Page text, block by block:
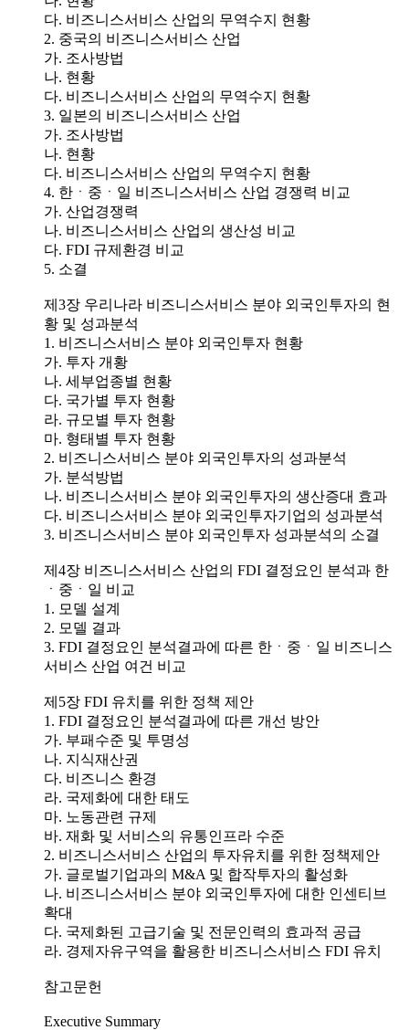
다. 비즈니스서비스 산업의 무역수지 현황
2. 중국의 비즈니스서비스 산업
가. 조사방법
나. 현황
다. 비즈니스서비스 산업의 무역수지 현황
3. 일본의 비즈니스서비스 산업
가. 조사방법
나. 현황
다. 비즈니스서비스 산업의 무역수지 현황
4. 한ㆍ중ㆍ일 비즈니스서비스 산업 경쟁력 비교
가. 산업경쟁력
나. 비즈니스서비스 산업의 생산성 비교
다. FDI 규제환경 비교
5. 소결
제3장 우리나라 비즈니스서비스 분야 외국인투자의 현
황 및 성과분석
1. 비즈니스서비스 분야 외국인투자 현황
가. 투자 개황
나. 세부업종별 현황
다. 국가별 투자 현황
라. 규모별 투자 현황
마. 형태별 투자 현황
2. 비즈니스서비스 분야 외국인투자의 성과분석
가. 분석방법
나. 비즈니스서비스 분야 외국인투자의 생산증대 효과
다. 비즈니스서비스 분야 외국인투자기업의 성과분석
3. 비즈니스서비스 분야 외국인투자 성과분석의 소결
제4장 비즈니스서비스 산업의 FDI 결정요인 분석과 한
ㆍ중ㆍ일 비교
1. 모델 설계
2. 모델 결과
3. FDI 결정요인 분석결과에 따른 한ㆍ중ㆍ일 비즈니스
서비스 산업 여건 비교
제5장 FDI 유치를 위한 정책 제안
1. FDI 결정요인 분석결과에 따른 개선 방안
가. 부패수준 및 투명성
나. 지식재산권
다. 비즈니스 환경
라. 국제화에 대한 태도
마. 노동관련 규제
바. 재화 및 서비스의 유통인프라 수준
2. 비즈니스서비스 산업의 투자유치를 위한 정책제안
가. 글로벌기업과의 M&A 및 합작투자의 활성화
나. 비즈니스서비스 분야 외국인투자에 대한 인센티브
확대
다. 국제화된 고급기술 및 전문인력의 효과적 공급
라. 경제자유구역을 활용한 비즈니스서비스 FDI 유치
참고문헌
Executive Summary